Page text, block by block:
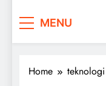
MENU
Home